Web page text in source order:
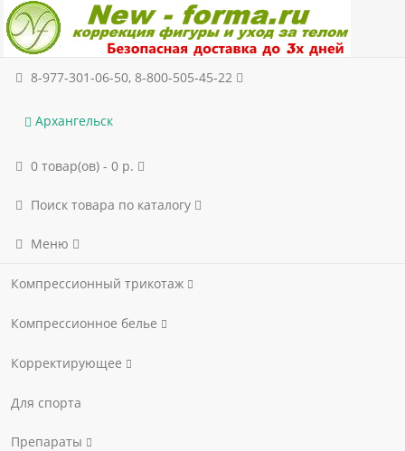
8-977-301-06-50, 8-800-505-45-22
Архангельск
0 товар(ов) - 0 р.
Поиск товара по каталогу
Меню
Компрессионный трикотаж
Компрессионное белье
Корректирующее
Для спорта
Препараты